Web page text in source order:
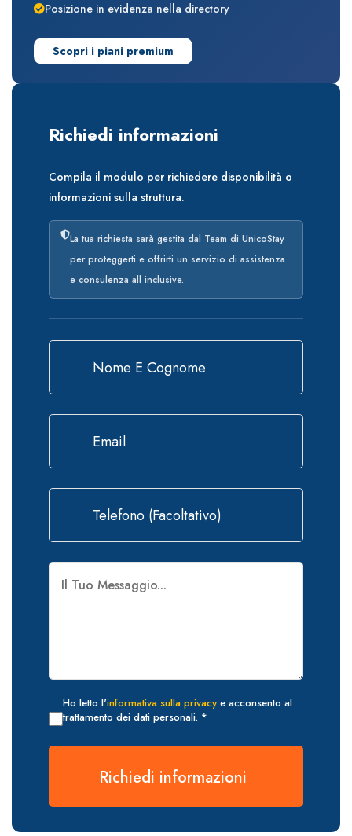
Posizione in evidenza nella directory
Scopri i piani premium
Richiedi informazioni
Compila il modulo per richiedere disponibilità o
informazioni sulla struttura.
La tua richiesta sarà gestita dal Team di UnicoStay
per proteggerti e offrirti un servizio di assistenza
e consulenza all inclusive.
Ho letto l'informativa sulla privacy e acconsento al
trattamento dei dati personali. *
Richiedi informazioni